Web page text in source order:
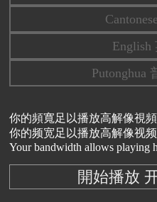
English
Putonghua
你的頻寬足以播放高解像視頻
你的频宽足以播放高解像视频
Your bandwidth allows playing
開始播放